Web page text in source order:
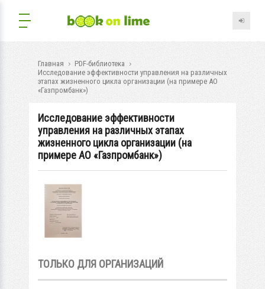
Главная
PDF-библиотека
Исследование эффективности управления на различных
этапах жизненного цикла организации (на примере АО
«Газпромбанк»)
Исследование эффективности
управления на различных этапах
жизненного цикла организации (на
примере АО «Газпромбанк»)
ТОЛЬКО ДЛЯ ОРГАНИЗАЦИЙ